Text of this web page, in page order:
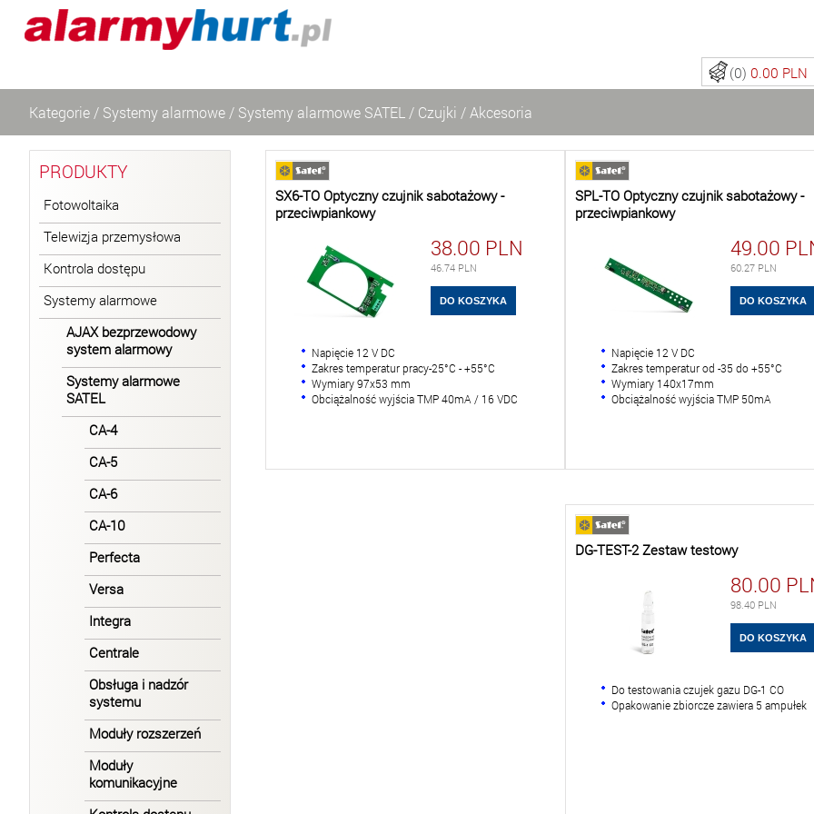
(0) 0.00 PLN
Kategorie / Systemy alarmowe / Systemy alarmowe SATEL / Czujki / Akcesoria
PRODUKTY
Fotowoltaika
Telewizja przemysłowa
Kontrola dostępu
Systemy alarmowe
AJAX bezprzewodowy
system alarmowy
Systemy alarmowe
SATEL
CA-4
CA-5
CA-6
CA-10
Perfecta
Versa
Integra
Centrale
Obsługa i nadzór
systemu
Moduły rozszerzeń
Moduły
komunikacyjne
SX6-TO Optyczny czujnik sabotażowy -
przeciwpiankowy
38.00 PLN
46.74 PLN
Napięcie 12 V DC
Zakres temperatur pracy-25°C - +55°C
Wymiary 97x53 mm
Obciążalność wyjścia TMP 40mA / 16 VDC
SPL-TO Optyczny czujnik sabotażowy -
przeciwpiankowy
49.00
60.27 PLN
Napięcie 12 V DC
Zakres temperatur od -35 do +55°C
Wymiary 140x17mm
Obciążalność wyjścia TMP 50mA
DG-TEST-2 Zestaw testowy
80.00
98.40 PLN
Do testowania czujek gazu DG-1 CO
Opakowanie zbiorcze zawiera 5 ampułek